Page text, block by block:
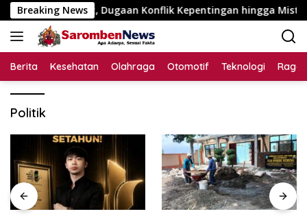
Langsung
ke
konten
Breaking News
Disorot, Dugaan Konflik Kepentingan hingga Misteri
Berita Kesehatan Olahraga Otomotif Teknologi
Politik